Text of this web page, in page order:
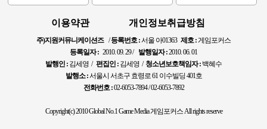
이용약관 개인정보취급방침
주)지원커뮤니케이션즈/등록번호 :서울 아01363 제호 :게임포커스
등록일자 : 2010. 09. 29 / 발행일자 :2010. 06. 01
발행인 : 김세영 / 편집인 : 김세영 /청소년보호책임자 : 백혜수
발행소 :서울시 서초구 효령로 61 이수빌딩 401호
전화번호 :02-6053-7894 / 02-6053-7892
Copyright(c) 2010 Global No.1 Game Media 게임포커스 All rights reserve